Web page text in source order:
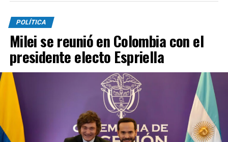
POLÍTICA
Milei se reunió en Colombia con el
presidente electo Espriella